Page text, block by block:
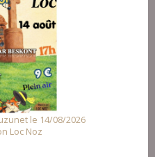
le 14/08/2026
Loc Noz